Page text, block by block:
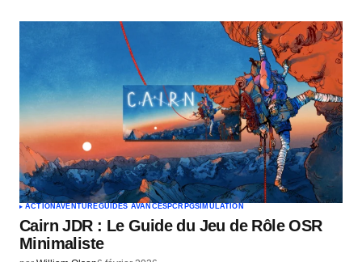
ACTIONAVENTUREGUIDES AVANCÉS PC RPGSIMULATION
Cairn JDR : Le Guide du Jeu de Rôle OSR
Minimaliste